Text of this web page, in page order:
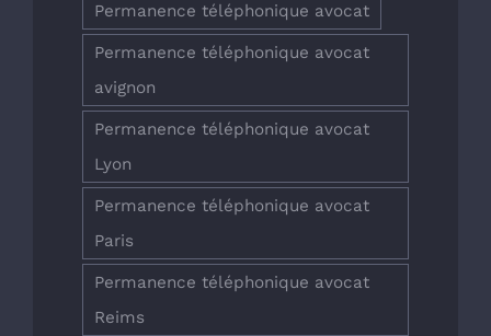
Permanence téléphonique avocat
Permanence téléphonique avocat
avignon
Permanence téléphonique avocat
Lyon
Permanence téléphonique avocat
Paris
Permanence téléphonique avocat
Reims